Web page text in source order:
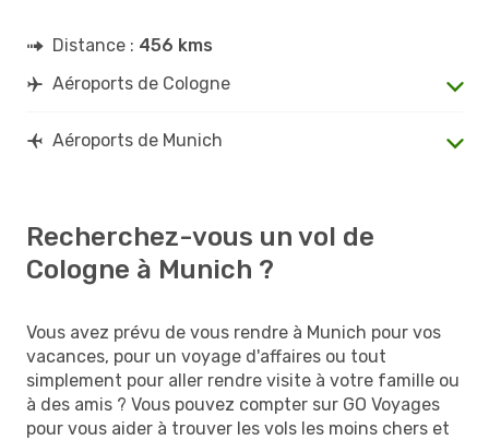
Distance : 456 kms
Aéroports de Cologne
Aéroports de Munich
Recherchez-vous un vol de
Cologne à Munich ?
Vous avez prévu de vous rendre à Munich pour vos
vacances, pour un voyage d'affaires ou tout
simplement pour aller rendre visite à votre famille ou
à des amis ? Vous pouvez compter sur GO Voyages
pour vous aider à trouver les vols les moins chers et